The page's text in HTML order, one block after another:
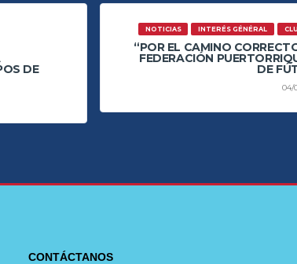
DE
INTERÉS GÉNÉRAL
NOTICIAS
“POR EL CAMINO
FEDERACIÓN
DE
04/
CONTÁCTANOS